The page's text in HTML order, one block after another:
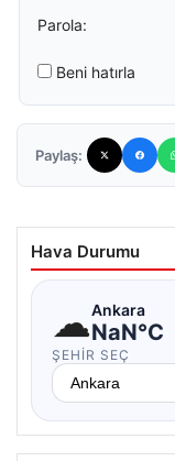
Parola:
Beni hatırla
Paylaş:
Hava Durumu
☁Ankara
NaN°C
ŞEHIR SEÇ